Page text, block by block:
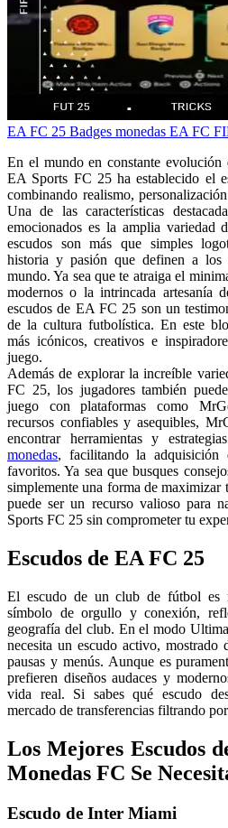
EA FC 25 Badges monedas EA FC
En el mundo en constante
EA Sports FC 25 ha establecido el
combinando realismo,
Una de las características
emocionados es la amplia variedad
escudos son más que simples
historia y pasión que definen a
mundo. Ya sea que te atraiga el
modernos o la intrincada artesanía
escudos de EA FC 25 son un
de la cultura futbolística. En este
más icónicos, creativos e
juego.
Además de explorar la increíble
FC 25, los jugadores también
juego con plataformas como
recursos confiables y asequibles,
encontrar herramientas y
monedas, facilitando la adquisición
favoritos. Ya sea que busques
simplemente una forma de
puede ser un recurso valioso para
Sports FC 25 sin comprometer tu
Escudos de EA FC 25
El escudo de un club de fútbol es
símbolo de orgullo y conexión,
geografía del club. En el modo
necesita un escudo activo, mostrado
pausas y menús. Aunque es
prefieren diseños audaces y
vida real. Si sabes qué escudo
mercado de transferencias filtrando
Los Mejores Escudos
Monedas FC Se
Escudo de Inter Miami